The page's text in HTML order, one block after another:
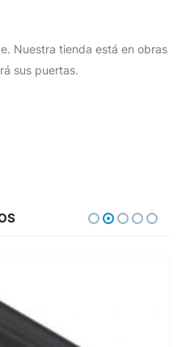
Nuestra tienda está en obras
sus puertas.